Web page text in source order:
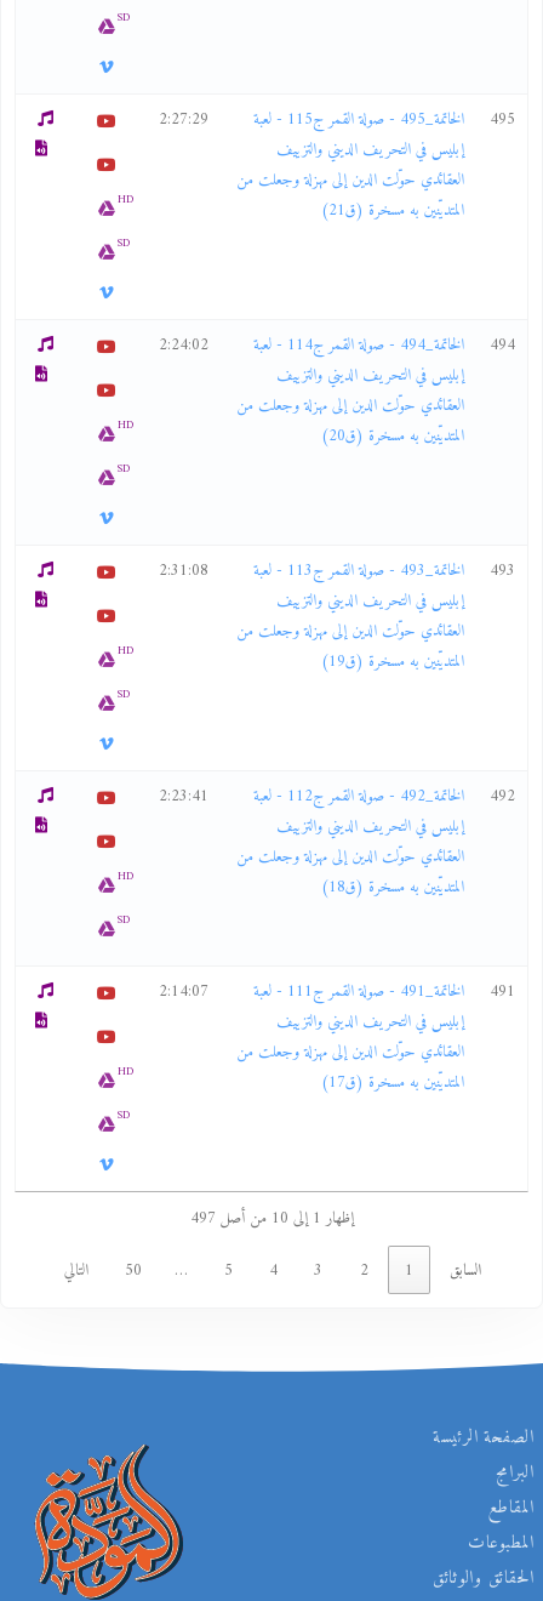
SD
495
الخاتمة_495 - صولة القمر ج115 - لعبة
إبليس في التحريف الديني والتزييف
العقائدي حوّلت الدين إلى مهزلة وجعلت من
المتديّنين به مسخرة (ق21)
2:27:29
HD
SD
494
الخاتمة_494 - صولة القمر ج114 - لعبة
إبليس في التحريف الديني والتزييف
العقائدي حوّلت الدين إلى مهزلة وجعلت من
المتديّنين به مسخرة (ق20)
2:24:02
HD
SD
493
الخاتمة_493 - صولة القمر ج113 - لعبة
إبليس في التحريف الديني والتزييف
العقائدي حوّلت الدين إلى مهزلة وجعلت من
المتديّنين به مسخرة (ق19)
2:31:08
HD
SD
492
الخاتمة_492 - صولة القمر ج112 - لعبة
إبليس في التحريف الديني والتزييف
العقائدي حوّلت الدين إلى مهزلة وجعلت من
المتديّنين به مسخرة (ق18)
2:23:41
HD
SD
491
الخاتمة_491 - صولة القمر ج111 - لعبة
إبليس في التحريف الديني والتزييف
العقائدي حوّلت الدين إلى مهزلة وجعلت من
المتديّنين به مسخرة (ق17)
2:14:07
HD
SD
إظهار 1 إلى 10 من أصل 497
السابق
2
…
50 التالي
الصفحة الرئيسة
البرامج
المقاطع
المطبوعات
الحقائق والوثائق